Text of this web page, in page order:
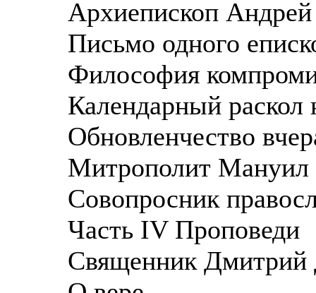
Архиепископ
Письмо одного
Философия
Календарный раскол
Обновленчество
Митрополит
Совопросник
Часть IV Проповеди
Священник Дмитрий